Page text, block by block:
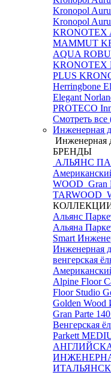
Kronopol
Kronopol
KRONOTEX
MAMMUT
AQUA
KRONOTEX
PLUS
Herringbone
Elegant
PROTECO
Смотреть все
Инженерная
Инженерная
БРЕНДЫ
АЛЬЯНС
WOOD Gran
TARWOOD
Альянс
Альяна
Smart
Инженерная
венгерская
Alpine Floor
Floor Studio
Golden Wood
Gran Parte
Венгерская
Parkett